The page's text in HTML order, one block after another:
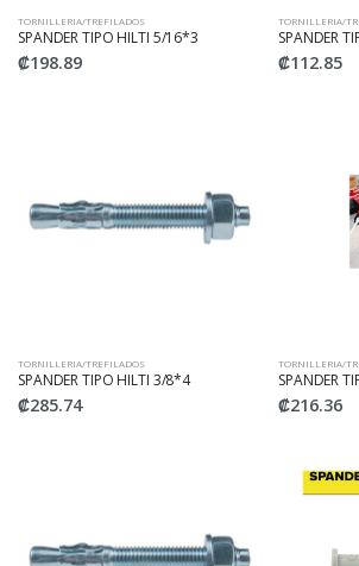
TORNILLERIA/TREFILADOS
SPANDER TIPO HILTI 5/16*3
₡198.89
TORNILLERIA/
SPANDER
₡112.85
TORNILLERIA/TREFILADOS
SPANDER TIPO HILTI 3/8*4
₡285.74
TORNILLERIA/
SPANDER
₡216.36